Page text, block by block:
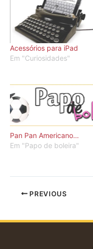
Acessórios para iPad
Em "Curiosidades"
Pan Pan Americano…
Em "Papo de boleira"
PREVIOUS